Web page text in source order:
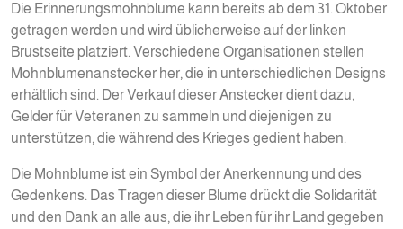
Die Erinnerungsmohnblume kann bereits ab dem 31. Oktober
getragen werden und wird üblicherweise auf der linken
Brustseite platziert. Verschiedene Organisationen stellen
Mohnblumenanstecker her, die in unterschiedlichen Designs
erhältlich sind. Der Verkauf dieser Anstecker dient dazu,
Gelder für Veteranen zu sammeln und diejenigen zu
unterstützen, die während des Krieges gedient haben.
Die Mohnblume ist ein Symbol der Anerkennung und des
Gedenkens. Das Tragen dieser Blume drückt die Solidarität
und den Dank an alle aus, die ihr Leben für ihr Land gegeben